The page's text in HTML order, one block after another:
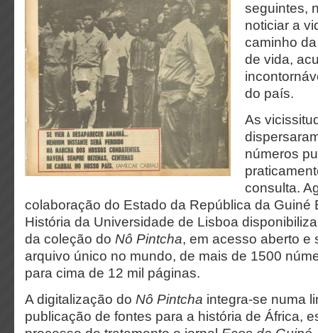
seguintes,
noticiar a
caminho
de vida,
do país.
As
números
consulta.
colaboração do Estado da República da Guiné
História da Universidade de Lisboa
da coleção do Nô Pintcha, em acesso aberto e
arquivo único no mundo, de mais de 1500
para cima de 12 mil páginas.
A digitalização do Nô Pintcha integra-se numa
publicação de fontes para a história de África,